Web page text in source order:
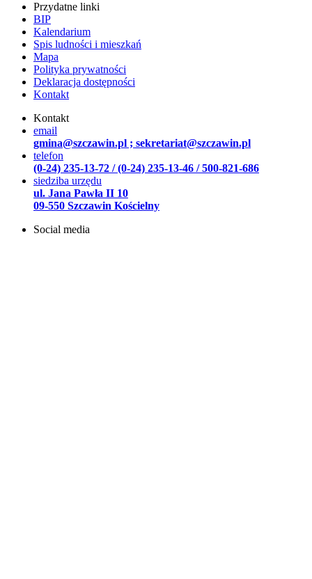
Przydatne linki
BIP
Kalendarium
Spis ludności i mieszkań
Mapa
Polityka prywatności
Deklaracja dostępności
Kontakt
Kontakt
email
gmina@szczawin.pl ; sekretariat@szczawin.pl
telefon
(0-24) 235-13-72 / (0-24) 235-13-46 / 500-821-686
siedziba urzędu
ul. Jana Pawła II 10
09-550 Szczawin Kościelny
Social media